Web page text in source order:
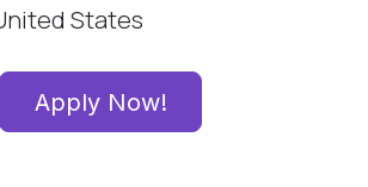
States
Apply Now!